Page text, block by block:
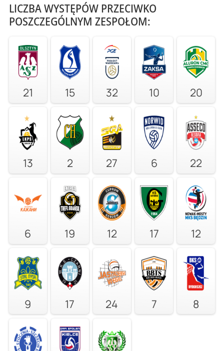
LICZBA WYSTĘPÓW PRZECIWKO
POSZCZEGÓLNYM ZESPOŁOM:
21 15 32 10 20
13 2 27 6 22
6 19 12 17 12
9 17 24 7 8